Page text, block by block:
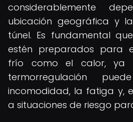
considerablemente
ubicación geográfica y
túnel. Es fundamental
estén preparados para
frío como el calor,
termorregulación
incomodidad, la fatiga y,
a situaciones de riesgo